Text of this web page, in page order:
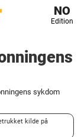
NO
Edition
sykdom
kilde på